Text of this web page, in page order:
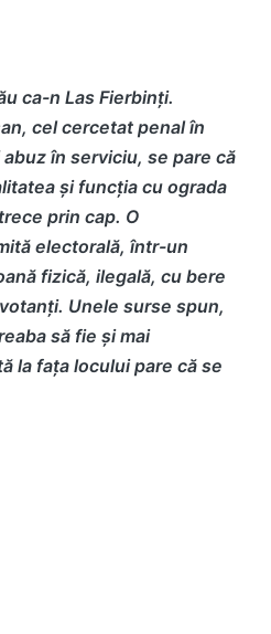
ca-n Las Fierbinți.
cel cercetat penal în
în serviciu, se pare că
și funcția cu ograda
prin cap. O
electorală, într-un
fizică, ilegală, cu bere
Unele surse spun,
să fie și mai
la fața locului pare că se